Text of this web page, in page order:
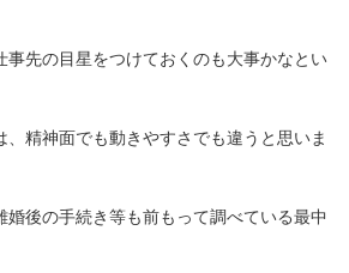
事先の目星をつけておくのも大事かなとい
精神面でも動きやすさでも違うと思いま
婚後の手続き等も前もって調べている最中